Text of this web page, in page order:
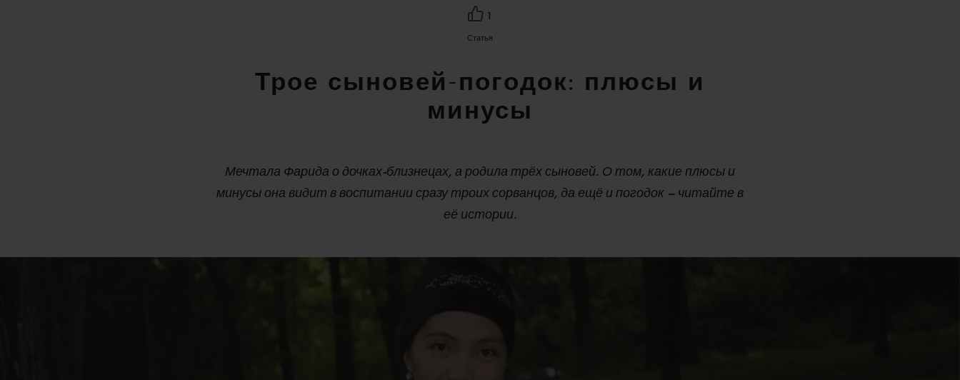
1
Статья
Трое сыновей-погодок: плюсы и
минусы
Мечтала Фарида о дочках-близнецах, а родила трёх сыновей. О том, какие плюсы и
минусы она видит в воспитании сразу троих сорванцов, да ещё и погодок – читайте в
её истории.